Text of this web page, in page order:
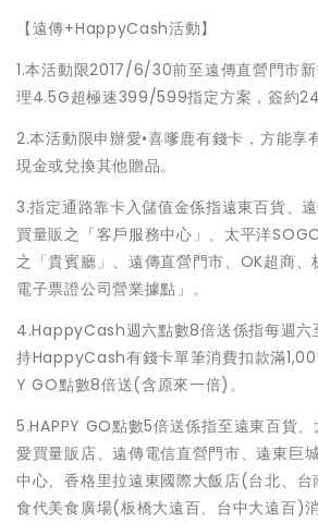
【遠傳+HappyCash活動】
1.本活動限2017/6/30前至遠傳直營門市
理4.5G超極速399/599指定方案，簽約24
2.本活動限申辦愛•喜嗲鹿有錢卡，方能享
現金或兌換其他贈品。
3.指定通路靠卡入儲值金係指遠東百貨、
買量販之「客戶服務中心」、太平洋
之「貴賓廳」、遠傳直營門市、OK超商、
電子票證公司營業據點」。
4.HappyCash週六點數8倍送係指每週
持HappyCash有錢卡單筆消費扣款滿
Y GO點數8倍送(含原來一倍)。
5.HAPPY GO點數5倍送係指至遠東百貨、
愛買量販店、遠傳電信直營門市、遠東巨
中心、香格里拉遠東國際大飯店(台北、
食代美食廣場(板橋大遠百、台中大遠百)